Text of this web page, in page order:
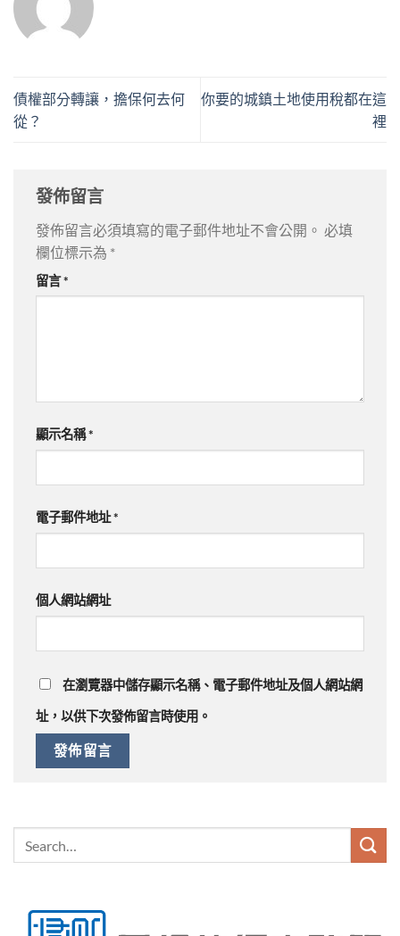
債權部分轉讓，擔保何去何
從？
你要的城鎮土地使用稅都在這
裡
發佈留言
發佈留言必須填寫的電子郵件地址不會公開。 必填
欄位標示為 *
留言*
顯示名稱*
電子郵件地址*
個人網站網址
在瀏覽器中儲存顯示名稱、電子郵件地址及個人網站網
址，以供下次發佈留言時使用。